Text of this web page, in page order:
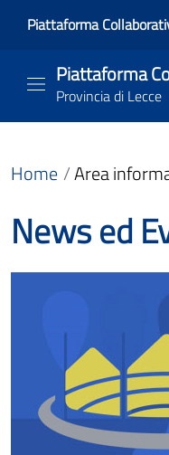
Piattaforma
Piattaforma
Provincia di Lecce
Home Area
News ed